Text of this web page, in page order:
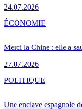
24.07.2026
Merci la Chine : elle a
27.07.2026
ÉCONOMIE
Une enclave espagnole
POLITIQUE